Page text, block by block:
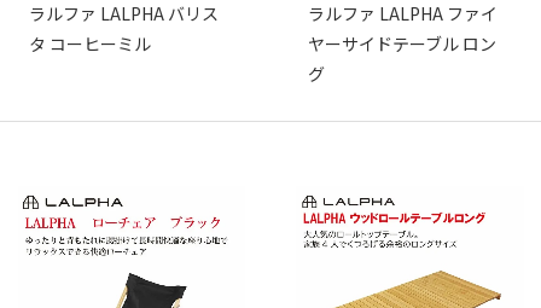
ラルファ LALPHA バリス
タ コーヒーミル
ラルファ LALPHA ファイ
ヤーサイドテーブル ロン
グ